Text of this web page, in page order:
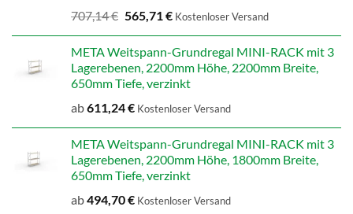
707,14€ Ursprünglicher
Preis
707,14 €
565,71€Aktueller
565,71 €.
Kostenloser Versand
META Weitspann-Grundregal MINI-RACK mit 3
Lagerebenen, 2200mm Höhe, 2200mm Breite,
650mm Tiefe, verzinkt
ab611,24€ Kostenloser Versand
META Weitspann-Grundregal MINI-RACK mit 3
Lagerebenen, 2200mm Höhe, 1800mm Breite,
650mm Tiefe, verzinkt
ab494,70€ Kostenloser Versand